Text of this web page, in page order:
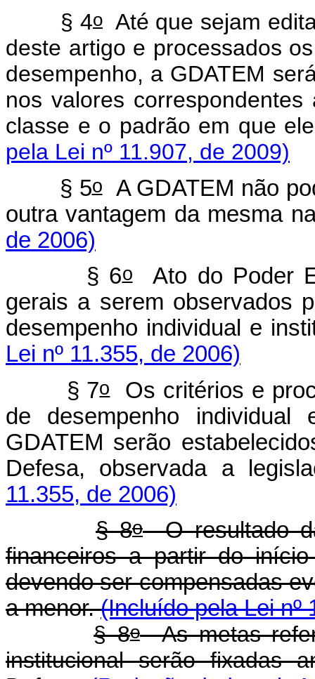
§ 4oAté que sejam
deste artigo e processados
desempenho, a GDATEM
nos valores
classe e o padrão em que
pela Lei nº 11.907, de 2009)
§ 5oA GDATEM não
outra vantagem da mesma
de 2006)
§ 6oAto do Poder
gerais a serem observados
desempenho individual e
Lei nº 11.355, de 2006)
§ 7oOs critérios e
de desempenho
GDATEM serão
Defesa, observada a
11.355, de 2006)
§ 8oO resultado
financeiros a partir do
devendo ser compensadas
a menor.(Incluído pela Lei nº
§ 8o
As metas
institucional serão fixadas